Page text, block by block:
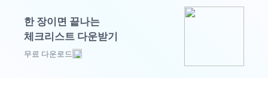
한 장이면 끝나는
체크리스트 다운받기
무료 다운로드